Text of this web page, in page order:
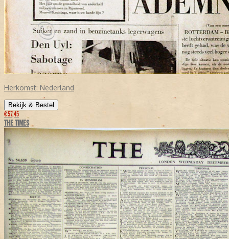
Herkomst: Nederland
Bekijk & Bestel
€ 57,45
THE TIMES